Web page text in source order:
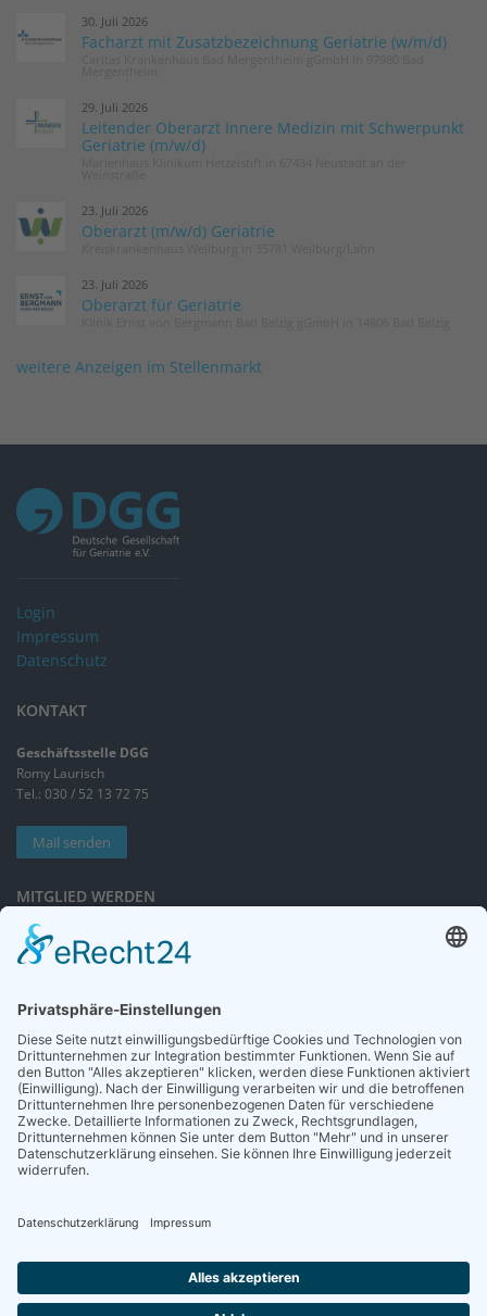
30. Juli 2026
Facharzt mit Zusatzbezeichnung Geriatrie (w/m/d)
29. Juli 2026
Leitender Oberarzt Innere Medizin mit Schwerpunkt
Geriatrie (m/w/d)
23. Juli 2026
Oberarzt (m/w/d) Geriatrie
23. Juli 2026
Oberarzt für Geriatrie
weitere Anzeigen im Stellenmarkt
Login
Impressum
Datenschutz
KONTAKT
Geschäftsstelle DGG
Romy Laurisch
Tel.: 030 / 52 13 72 75
Mail senden
MITGLIED WERDEN
Sieben gute Gründe
für Ihre Mitgliedschaft
NEWSLETTER
Neuigkeiten rund um die Geriatrie und die DGG – regelmäßig in Ihrem
Postfach.
Die Zeitschrift für Gerontologie und Geriatrie informiert über Neues aus
unserem Fach.